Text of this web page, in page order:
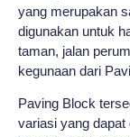
yang merupakan
digunakan untuk
taman, jalan
kegunaan dari
Paving Block
variasi yang dapat